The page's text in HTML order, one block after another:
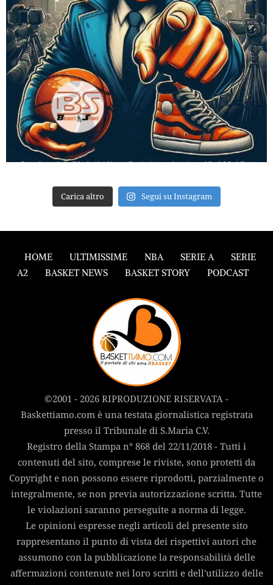
Carica altro Segui su Instagram
HOME ULTIMISSIME NBA SERIE A
SERIE
A2
BASKET NEWS BASKET STORY PODCAST
©2001 - 2026 RIPRODUZIONE RISERVATA -
Baskettiamo.com è una testata giornalistica registrata
presso il Tribunale di S.Maria C.V.
Registro della Stampa n° 868 del 22/11/2018 - Tutti i
contenuti del sito, comprese le riviste, sono protetti da
Copyright e non possono essere riprodotti, parzialmente o
integralmente, se non previa autorizzazione scritta. Tutte
le violazioni saranno perseguite a norma di legge.
Le opinioni espresse negli articoli del presente sito
rappresentano il punto di vista dei rispettivi autori che
assumono con la pubblicazione la responsabilità delle
affermazioni contenute nei loro scritti e dell'utilizzo delle